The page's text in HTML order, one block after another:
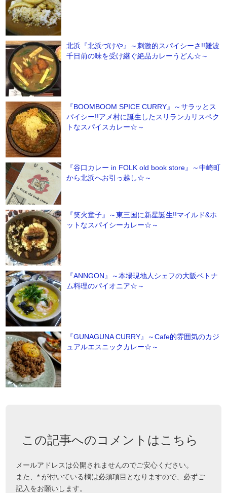
北浜『北浜づけや』～刺激的スパイシーさ!!難波
千日前の味を受け継ぐ絶品カレーうどん☆～
『BOOMBOOM SPICE CURRY』～サラッとス
パイシー!!アメ村に誕生したスリランカリスペク
トなスパイスカレー☆～
『谷口カレー in FOLK old book store』～中崎町
から北浜へお引っ越し☆～
『笑火童子』～東三国に新星誕生!!マイルド&ホ
ットなスパイシーカレー☆～
『ANNGON』～本場現地人シェフの大阪ベトナ
ム料理のパイオニア☆～
『GUNAGUNA CURRY』～Cafe的雰囲気のカジ
ュアルエスニックカレー☆～
この記事へのコメントはこちら
メールアドレスは公開されませんのでご安心ください。
また、* が付いている欄は必須項目となりますので、必ずご
記入をお願いします。